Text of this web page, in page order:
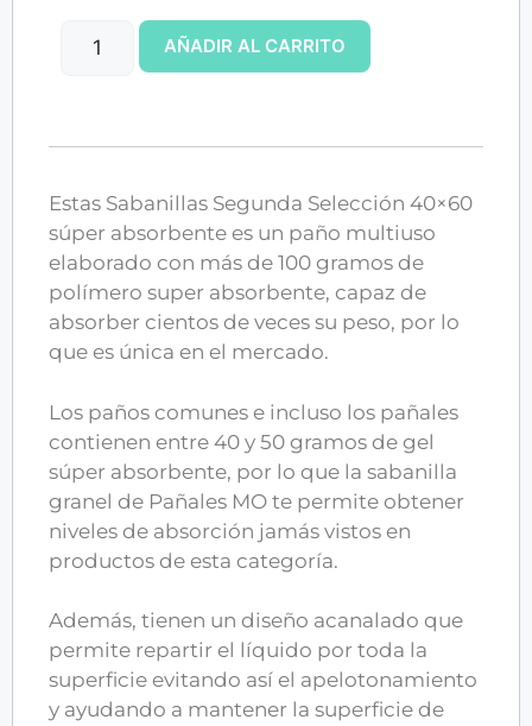
AÑADIR AL CARRITO
Estas Sabanillas Segunda Selección 40×60
súper absorbente es un paño multiuso
elaborado con más de 100 gramos de
polímero super absorbente, capaz de
absorber cientos de veces su peso, por lo
que es única en el mercado.
Los paños comunes e incluso los pañales
contienen entre 40 y 50 gramos de gel
súper absorbente, por lo que la sabanilla
granel de Pañales MO te permite obtener
niveles de absorción jamás vistos en
productos de esta categoría.
Además, tienen un diseño acanalado que
permite repartir el líquido por toda la
superficie evitando así el apelotonamiento
y ayudando a mantener la superficie de